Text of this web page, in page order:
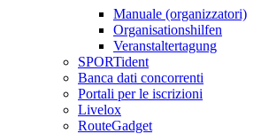
Manuale (organizzatori)
Organisationshilfen
Veranstaltertagung
SPORTident
Banca dati concorrenti
Portali per le iscrizioni
Livelox
RouteGadget